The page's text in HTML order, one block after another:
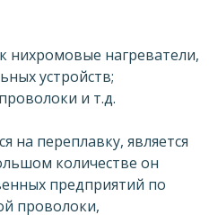
нихромовые нагреватели,
устройств;
и т.д.
на переплавку, является
количестве он
предприятий по
проволоки,